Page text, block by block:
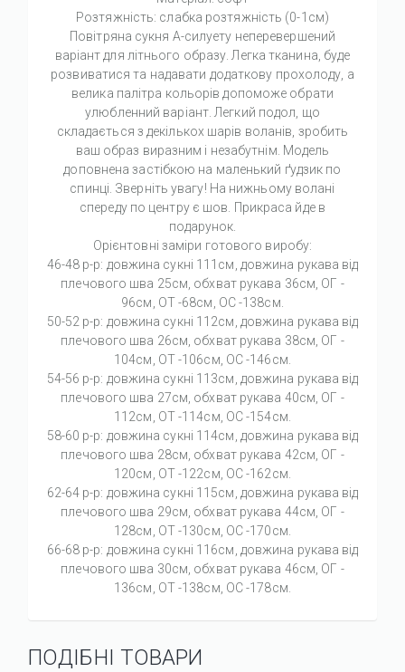
Розтяжність: слабка розтяжність (0-1см)
Повітряна сукня А-силуету неперевершений
варіант для літнього образу. Легка тканина, буде
розвиватися та надавати додаткову прохолоду, а
велика палітра кольорів допоможе обрати
улюбленний варіант. Легкий подол, що
складається з декількох шарів воланів, зробить
ваш образ виразним і незабутнім. Модель
доповнена застібкою на маленький ґудзик по
спинці. Зверніть увагу! На нижньому волані
спереду по центру є шов. Прикраса йде в
подарунок.
Орієнтовні заміри готового виробу:
46-48 р-р: довжина сукні 111см, довжина рукава від
плечового шва 25см, обхват рукава 36см, ОГ -
96см, ОТ -68см, OC -138см.
50-52 р-р: довжина сукні 112см, довжина рукава від
плечового шва 26см, обхват рукава 38см, ОГ -
104см, ОТ -106см, OC -146см.
54-56 р-р: довжина сукні 113см, довжина рукава від
плечового шва 27см, обхват рукава 40см, ОГ -
112см, ОТ -114см, OC -154см.
58-60 р-р: довжина сукні 114см, довжина рукава від
плечового шва 28см, обхват рукава 42см, ОГ -
120см, ОТ -122см, OC -162см.
62-64 р-р: довжина сукні 115см, довжина рукава від
плечового шва 29см, обхват рукава 44см, ОГ -
128см, ОТ -130см, OC -170см.
66-68 р-р: довжина сукні 116см, довжина рукава від
плечового шва 30см, обхват рукава 46см, ОГ -
136см, ОТ -138см, OC -178см.
ПОДІБНІ ТОВАРИ